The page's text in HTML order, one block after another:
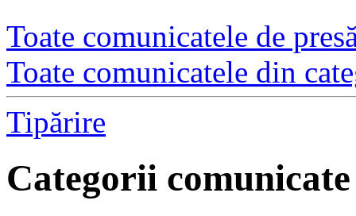
Toate comunicatele de
Toate comunicatele din
Tipărire
Categorii comunicate